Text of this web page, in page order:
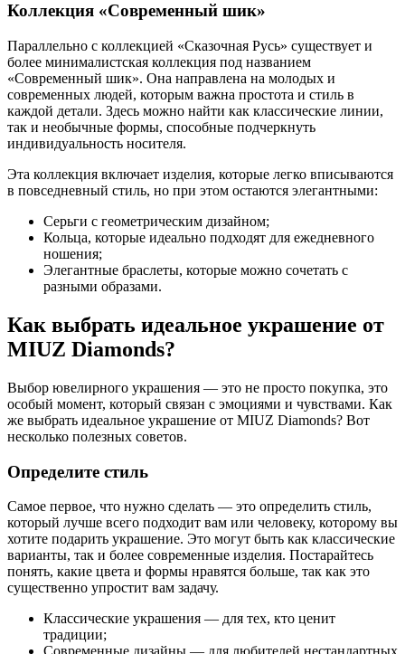
Коллекция «Современный шик»
Параллельно с коллекцией «Сказочная Русь» существует и
более минималистская коллекция под названием
«Современный шик». Она направлена на молодых и
современных людей, которым важна простота и стиль в
каждой детали. Здесь можно найти как классические линии,
так и необычные формы, способные подчеркнуть
индивидуальность носителя.
Эта коллекция включает изделия, которые легко вписываются
в повседневный стиль, но при этом остаются элегантными:
Серьги с геометрическим дизайном;
Кольца, которые идеально подходят для ежедневного
ношения;
Элегантные браслеты, которые можно сочетать с
разными образами.
Как выбрать идеальное украшение от
MIUZ Diamonds?
Выбор ювелирного украшения — это не просто покупка, это
особый момент, который связан с эмоциями и чувствами. Как
же выбрать идеальное украшение от MIUZ Diamonds? Вот
несколько полезных советов.
Определите стиль
Самое первое, что нужно сделать — это определить стиль,
который лучше всего подходит вам или человеку, которому вы
хотите подарить украшение. Это могут быть как классические
варианты, так и более современные изделия. Постарайтесь
понять, какие цвета и формы нравятся больше, так как это
существенно упростит вам задачу.
Классические украшения — для тех, кто ценит
традиции;